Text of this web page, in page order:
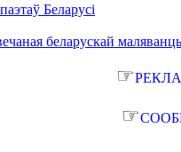
Беларусі
беларускай
☞
☞